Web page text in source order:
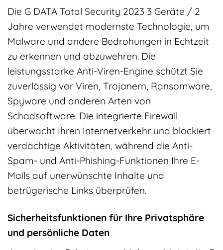
Die G DATA Total Security 2023 3 Geräte / 2
Jahre verwendet modernste Technologie, um
Malware und andere Bedrohungen in Echtzeit
zu erkennen und abzuwehren. Die
leistungsstarke Anti-Viren-Engine schützt Sie
zuverlässig vor Viren, Trojanern, Ransomware,
Spyware und anderen Arten von
Schadsoftware. Die integrierte Firewall
überwacht Ihren Internetverkehr und blockiert
verdächtige Aktivitäten, während die Anti-
Spam- und Anti-Phishing-Funktionen Ihre E-
Mails auf unerwünschte Inhalte und
betrügerische Links überprüfen.
Sicherheitsfunktionen für Ihre Privatsphäre
und persönliche Daten